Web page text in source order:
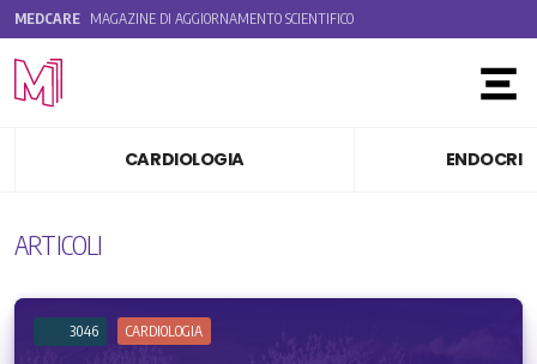
MEDCARE MAGAZINE DI AGGIORNAMENTO SCIENTIFICO
CARDIOLOGIA
ARTICOLI
3046 CARDIOLOGIA